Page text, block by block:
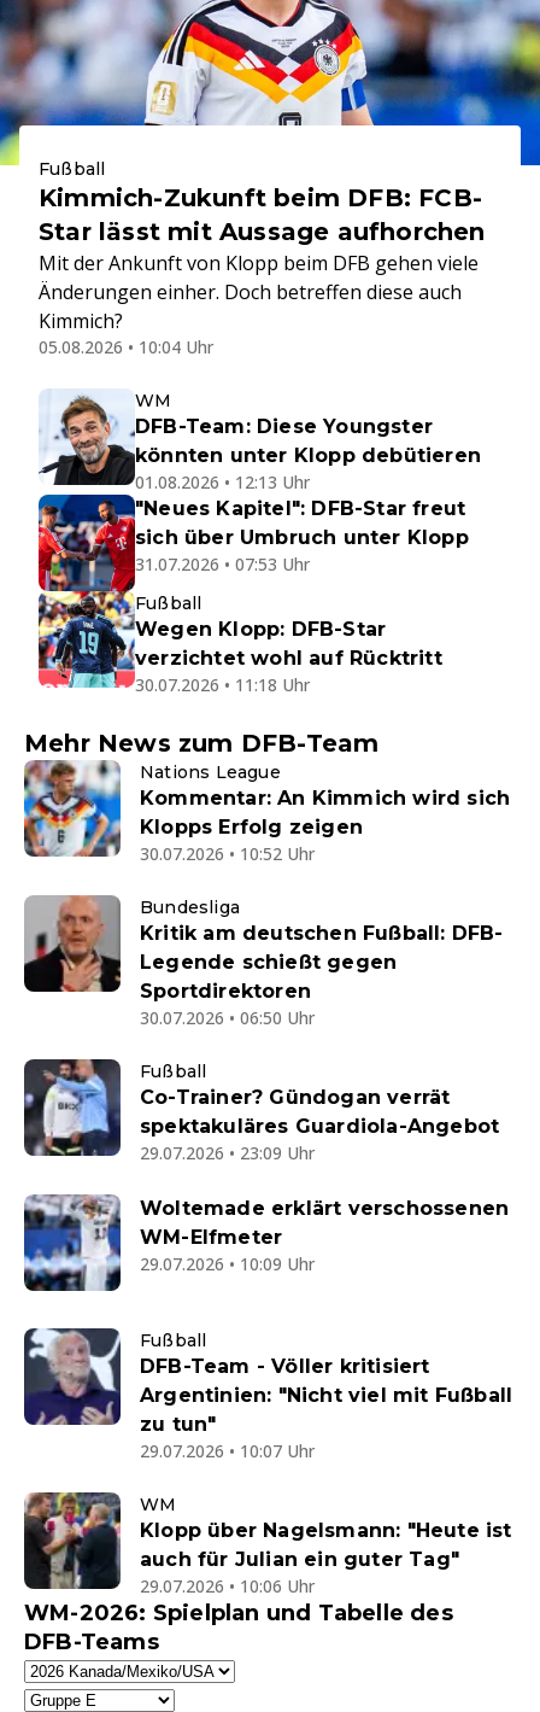
Fußball
Kimmich-Zukunft beim DFB: FCB-
Star lässt mit Aussage aufhorchen
Mit der Ankunft von Klopp beim DFB gehen viele
Änderungen einher. Doch betreffen diese auch
Kimmich?
05.08.2026 • 10:04 Uhr
WM
DFB-Team: Diese Youngster
könnten unter Klopp debütieren
01.08.2026 • 12:13 Uhr
"Neues Kapitel": DFB-Star freut
sich über Umbruch unter Klopp
31.07.2026 • 07:53 Uhr
Fußball
Wegen Klopp: DFB-Star
verzichtet wohl auf Rücktritt
30.07.2026 • 11:18 Uhr
Mehr News zum DFB-Team
Nations League
Kommentar: An Kimmich wird sich
Klopps Erfolg zeigen
30.07.2026 • 10:52 Uhr
Bundesliga
Kritik am deutschen Fußball: DFB-
Legende schießt gegen
Sportdirektoren
30.07.2026 • 06:50 Uhr
Fußball
Co-Trainer? Gündogan verrät
spektakuläres Guardiola-Angebot
29.07.2026 • 23:09 Uhr
Woltemade erklärt verschossenen
WM-Elfmeter
29.07.2026 • 10:09 Uhr
Fußball
DFB-Team - Völler kritisiert
Argentinien: "Nicht viel mit Fußball
zu tun"
29.07.2026 • 10:07 Uhr
WM
Klopp über Nagelsmann: "Heute ist
auch für Julian ein guter Tag"
29.07.2026 • 10:06 Uhr
WM-2026: Spielplan und Tabelle des
DFB-Teams